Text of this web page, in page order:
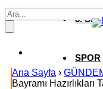
3.
SPOR
Ana Sayfa ›
Bayramı Hazırlıkları